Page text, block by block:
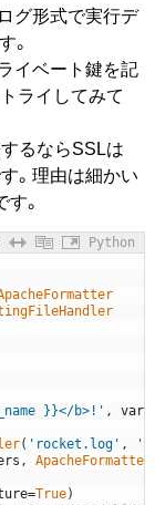
グ形式で実行デ
。
イベート鍵を記
ライしてみて
るならSSLは
。理由は細かい
。
Python
}}</b>!' ,
( 'rocket.log' ,
, ApacheFormatter
=True)